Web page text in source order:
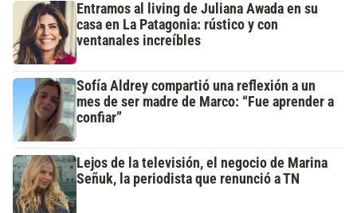
Entramos al living de Juliana Awada en su
casa en La Patagonia: rústico y con
ventanales increíbles
Sofía Aldrey compartió una reflexión a un
mes de ser madre de Marco: “Fue aprender a
confiar”
Lejos de la televisión, el negocio de Marina
Señuk, la periodista que renunció a TN